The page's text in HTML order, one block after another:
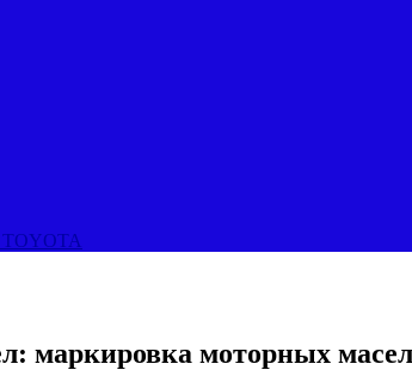
TOYOTA
маркировка моторных